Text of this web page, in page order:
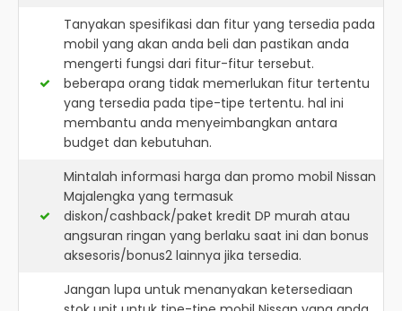
Tanyakan spesifikasi dan fitur yang tersedia pada
mobil yang akan anda beli dan pastikan anda
mengerti fungsi dari fitur-fitur tersebut.
beberapa orang tidak memerlukan fitur tertentu
yang tersedia pada tipe-tipe tertentu. hal ini
membantu anda menyeimbangkan antara
budget dan kebutuhan.
Mintalah informasi harga dan promo mobil Nissan
Majalengka yang termasuk
diskon/cashback/paket kredit DP murah atau
angsuran ringan yang berlaku saat ini dan bonus
aksesoris/bonus2 lainnya jika tersedia.
Jangan lupa untuk menanyakan ketersediaan